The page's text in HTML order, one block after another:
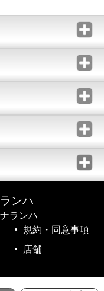
ンハ
ランハ
規約・同意事項
店舗
Reserved.